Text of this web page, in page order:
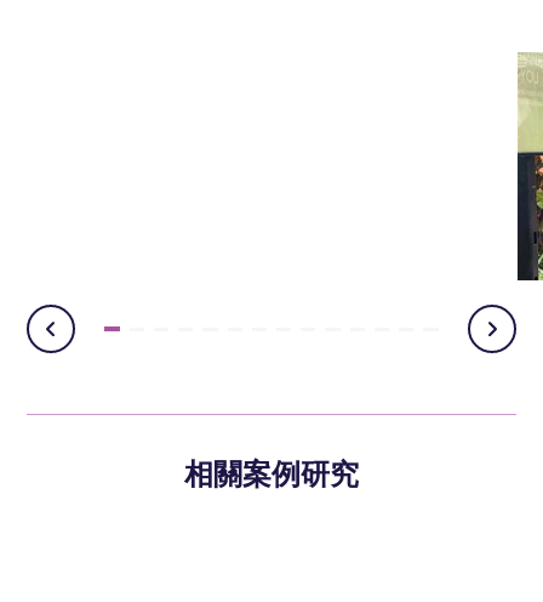
相關案例研究